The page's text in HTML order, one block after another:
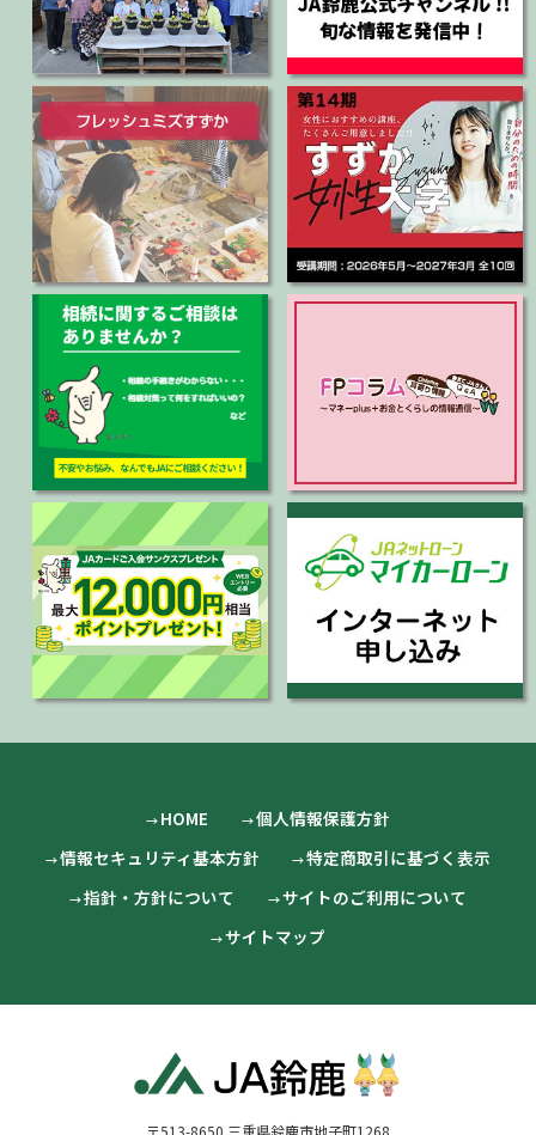
HOME
個人情報保護方針
情報セキュリティ基本方針
特定商取引に基づく表示
指針・方針について
サイトのご利用について
サイトマップ
〒513-8650 三重県鈴鹿市地子町1268